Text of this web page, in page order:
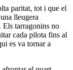
paritat, tot i que el
lleugera
Els tarragonins no
cada pilota fins al
es va tornar a